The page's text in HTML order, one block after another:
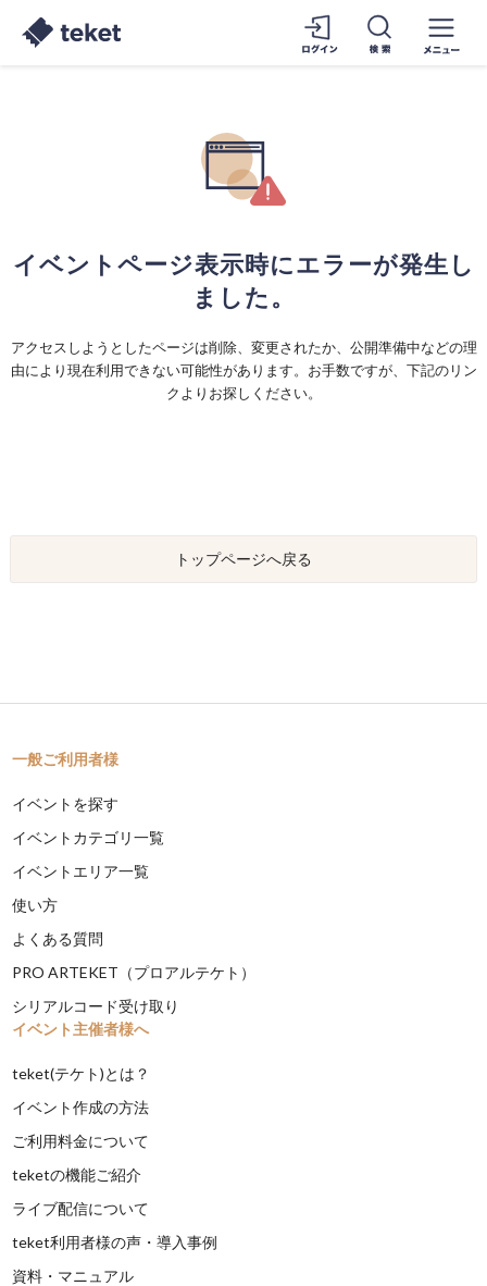
イベントページ表示時にエラーが発生し
ました。
アクセスしようとしたページは削除、変更されたか、公開準備中などの理
由により現在利用できない可能性があります。お手数ですが、下記のリン
クよりお探しください。
トップページへ戻る
一般ご利用者様
イベントを探す
イベントカテゴリ一覧
イベントエリア一覧
使い方
よくある質問
PRO ARTEKET（プロアルテケト）
シリアルコード受け取り
イベント主催者様へ
teket(テケト)とは？
イベント作成の方法
ご利用料金について
teketの機能ご紹介
ライブ配信について
teket利用者様の声・導入事例
資料・マニュアル